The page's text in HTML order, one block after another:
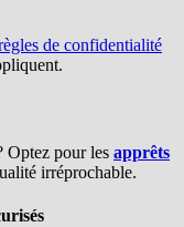
de confidentialité
Optez pour les apprêts
irréprochable.